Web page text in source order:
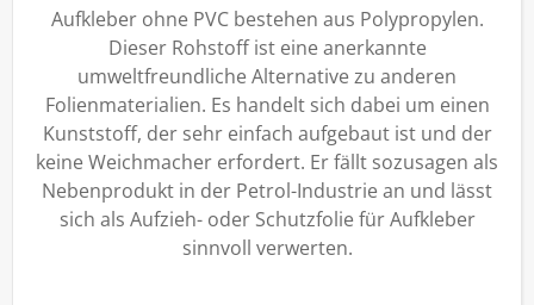
Aufkleber ohne PVC bestehen aus Polypropylen.
Dieser Rohstoff ist eine anerkannte
umweltfreundliche Alternative zu anderen
Folienmaterialien. Es handelt sich dabei um einen
Kunststoff, der sehr einfach aufgebaut ist und der
keine Weichmacher erfordert. Er fällt sozusagen als
Nebenprodukt in der Petrol-Industrie an und lässt
sich als Aufzieh- oder Schutzfolie für Aufkleber
sinnvoll verwerten.